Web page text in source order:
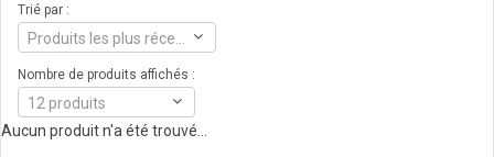
Trié par :
Nombre de produits affichés :
12 produits
Aucun produit n'a été trouvé...